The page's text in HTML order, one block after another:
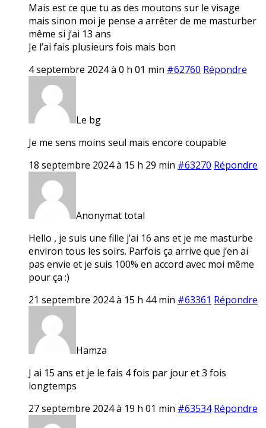
Mais est ce que tu as des moutons sur le visage
mais sinon moi je pense a arrêter de me masturber
même si j’ai 13 ans
Je l’ai fais plusieurs fois mais bon
4 septembre 2024 à 0 h 01 min #62760 Répondre
Le bg
Je me sens moins seul mais encore coupable
18 septembre 2024 à 15 h 29 min #63270 Répondre
Anonymat total
Hello , je suis une fille j’ai 16 ans et je me masturbe
environ tous les soirs. Parfois ça arrive que j’en ai
pas envie et je suis 100% en accord avec moi même
pour ça :)
21 septembre 2024 à 15 h 44 min #63361 Répondre
Hamza
J ai 15 ans et je le fais 4 fois par jour et 3 fois
longtemps
27 septembre 2024 à 19 h 01 min #63534 Répondre